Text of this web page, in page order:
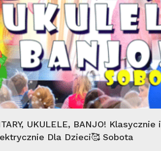
UKULELE, BANJO! Klasycznie i
Dla Dzieci🥰 Sobota